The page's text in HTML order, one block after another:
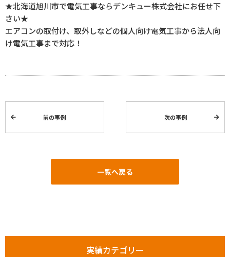
★北海道旭川市で電気工事ならデンキュー株式会社にお任せ下
さい★
エアコンの取付け、取外しなどの個人向け電気工事から法人向
け電気工事まで対応！
前の事例 次の事例
一覧へ戻る
実績カテゴリー